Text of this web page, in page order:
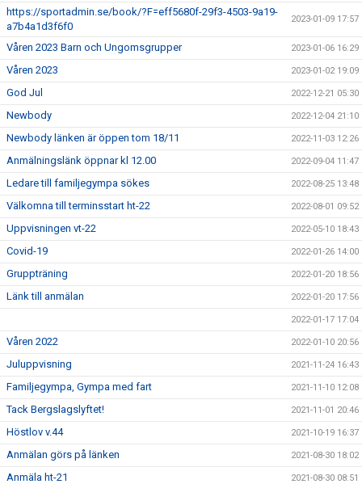
https://sportadmin.se/book/?F=eff5680f-29f3-4503-9a19-
a7b4a1d3f6f0
2023-01-09 17:57
Våren 2023 Barn och Ungomsgrupper 2023-01-06 16:29
Våren 2023 2023-01-02 19:09
God Jul 2022-12-21 05:30
Newbody 2022-12-04 21:10
Newbody länken är öppen tom 18/11 2022-11-03 12:26
Anmälningslänk öppnar kl 12.00 2022-09-04 11:47
Ledare till familjegympa sökes 2022-08-25 13:48
Välkomna till terminsstart ht-22 2022-08-01 09:52
Uppvisningen vt-22 2022-05-10 18:43
Covid-19 2022-01-26 14:00
Gruppträning 2022-01-20 18:56
Länk till anmälan 2022-01-20 17:56
2022-01-17 17:04
Våren 2022 2022-01-10 20:56
Juluppvisning 2021-11-24 16:43
Familjegympa, Gympa med fart 2021-11-10 12:08
Tack Bergslagslyftet! 2021-11-01 20:46
Höstlov v.44 2021-10-19 16:37
Anmälan görs på länken 2021-08-30 18:02
Anmäla ht-21 2021-08-30 08:51